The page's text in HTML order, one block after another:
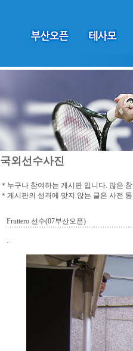
국외선수사진
＊누구나 참여하는 게시판 입니다. 많은
＊게시판의 성격에 맞지 않는 글은 사전
Fruttero 선수(07부산오픈)
..